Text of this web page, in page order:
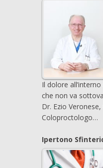
Il dolore
che non va
Dr. Ezio
Coloproctologo…
Ipertono